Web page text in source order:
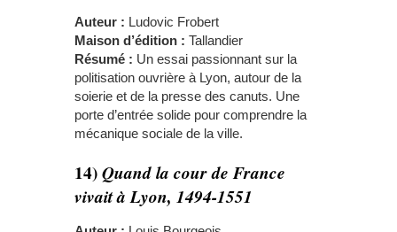
Auteur : Ludovic Frobert
Maison d’édition : Tallandier
Résumé : Un essai passionnant sur la
politisation ouvrière à Lyon, autour de la
soierie et de la presse des canuts. Une
porte d’entrée solide pour comprendre la
mécanique sociale de la ville.
14)Quand la cour de France
vivait à Lyon, 1494-1551